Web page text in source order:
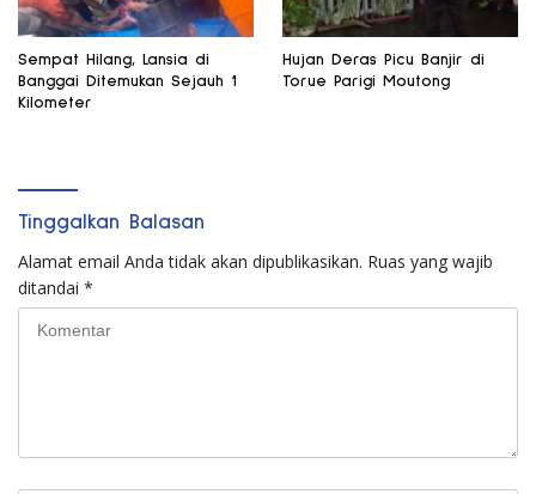
Sempat Hilang, Lansia di
Banggai Ditemukan Sejauh 1
Kilometer
Hujan Deras Picu Banjir di
Torue Parigi Moutong
Tinggalkan Balasan
Alamat email Anda tidak akan dipublikasikan. Ruas yang wajib
ditandai *